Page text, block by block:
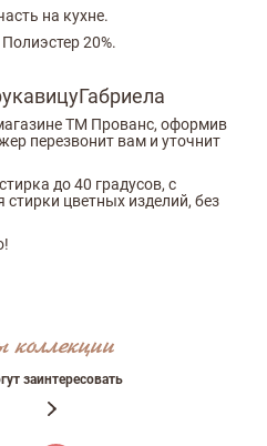
на кухне.
20%.
ТМ Прованс, оформив
перезвонит вам и уточнит
до 40 градусов, с
цветных изделий, без
заинтересовать